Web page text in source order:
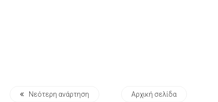
Νεότερη ανάρτηση Αρχική σελίδα